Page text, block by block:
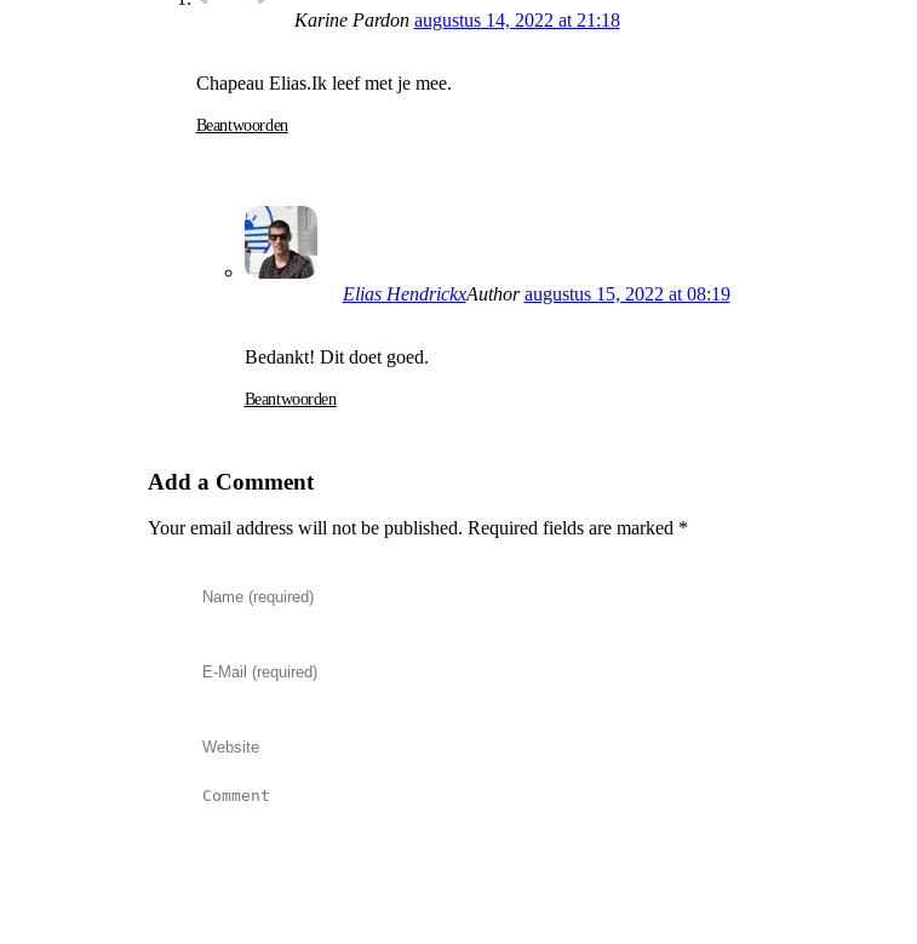
Karine Pardon augustus 14, 2022 at 21:18
Chapeau Elias.Ik leef met je mee.
Beantwoorden
Elias HendrickxAuthor augustus 15, 2022 at 08:19
Bedankt! Dit doet goed.
Beantwoorden
Add a Comment
Your email address will not be published. Required fields are marked *